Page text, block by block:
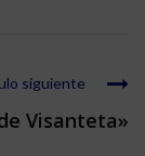
siguiente
Visanteta»